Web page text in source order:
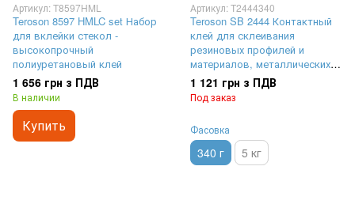
Артикул: T8597HML
Teroson 8597 HMLC set Набор
для вклейки стекол -
высокопрочный
полиуретановый клей
1 656 грн з ПДВ
В наличии
Купить
Артикул: T2444340
Teroson SB 2444 Контактный
клей для склеивания
резиновых профилей и
материалов, металлических
поверхностей, 340 г
1 121 грн з ПДВ
Под заказ
Фасовка
340 г 5 кг